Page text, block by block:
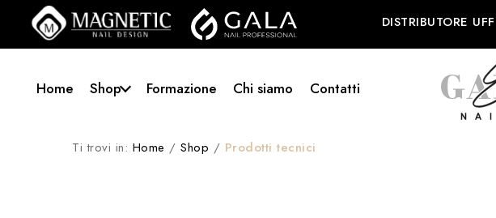
DISTRIBUTORE
Home Shop Formazione Chi siamo Contatti
Ti trovi in: Home /Shop / Prodotti tecnici